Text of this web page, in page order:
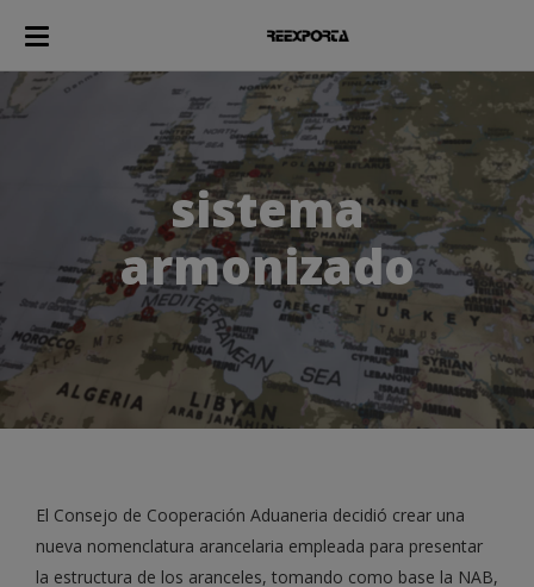
sistema
armonizado
El Consejo de Cooperación Aduaneria decidió crear una
nueva nomenclatura arancelaria empleada para presentar
la estructura de los aranceles, tomando como base la NAB,